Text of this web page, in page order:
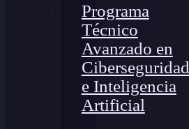
Programa
Técnico
Avanzado en
Ciberseguridad
e Inteligencia
Artificial